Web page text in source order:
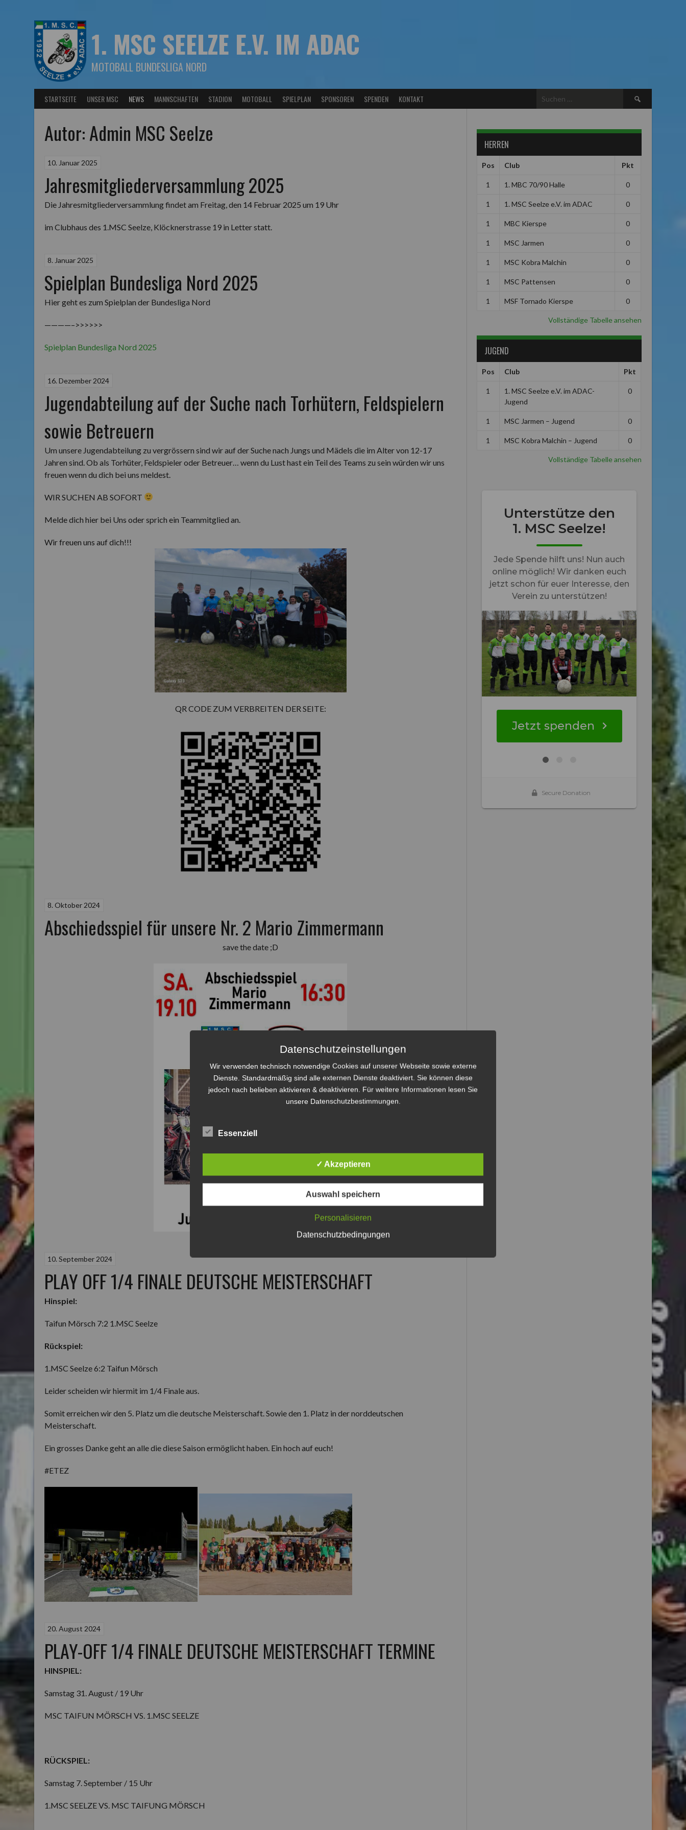
1. MSC SEELZE E.V. IM ADAC
MOTOBALL BUNDESLIGA NORD
STARTSEITE UNSER MSC NEWS MANNSCHAFTEN STADION MOTOBALL SPIELPLAN SPONSOREN SPENDEN KONTAKT
Suchen
nach:
Autor:Admin MSC Seelze
10. Januar 2025
Jahresmitgliederversammlung 2025
Die Jahresmitgliederversammlung findet am Freitag, den 14 Februar 2025 um 19 Uhr
im Clubhaus des 1.MSC Seelze, Klöcknerstrasse 19 in Letter statt.
8. Januar 2025
Spielplan Bundesliga Nord 2025
Hier geht es zum Spielplan der Bundesliga Nord
————–>>>>>>
Spielplan Bundesliga Nord 2025
16. Dezember 2024
Jugendabteilung auf der Suche nach Torhütern, Feldspielern
sowie Betreuern
Um unsere Jugendabteilung zu vergrössern sind wir auf der Suche nach Jungs und Mädels die im Alter von 12-17
Jahren sind. Ob als Torhüter, Feldspieler oder Betreuer… wenn du Lust hast ein Teil des Teams zu sein würden wir uns
freuen wenn du dich bei uns meldest.
WIR SUCHEN AB SOFORT
Melde dich hier bei Uns oder sprich ein Teammitglied an.
Wir freuen uns auf dich!!!
QR CODE ZUM VERBREITEN DER SEITE:
8. Oktober 2024
Abschiedsspiel für unsere Nr. 2 Mario Zimmermann
save the date ;D
10. September 2024
PLAY OFF 1/4 FINALE DEUTSCHE MEISTERSCHAFT
Hinspiel:
Taifun Mörsch 7:2 1.MSC Seelze
Rückspiel:
1.MSC Seelze 6:2 Taifun Mörsch
Leider scheiden wir hiermit im 1/4 Finale aus.
Somit erreichen wir den 5. Platz um die deutsche Meisterschaft. Sowie den 1. Platz in der norddeutschen
Meisterschaft.
Ein grosses Danke geht an alle die diese Saison ermöglicht haben. Ein hoch auf euch!
#ETEZ
20. August 2024
PLAY-OFF 1/4 FINALE DEUTSCHE MEISTERSCHAFT TERMINE
HINSPIEL:
Samstag 31. August / 19 Uhr
MSC TAIFUN MÖRSCH VS. 1.MSC SEELZE
RÜCKSPIEL:
Samstag 7. September / 15 Uhr
1.MSC SEELZE VS. MSC TAIFUNG MÖRSCH
HERREN
Pos Club Pkt
1 1. MBC 70/90 Halle 0
1 1. MSC Seelze e.V. im ADAC 0
1 MBC Kierspe 0
1 MSC Jarmen 0
1 MSC Kobra Malchin 0
1 MSC Pattensen 0
1 MSF Tornado Kierspe 0
Vollständige Tabelle ansehen
JUGEND
Pos Club Pkt
1
1. MSC Seelze e.V. im ADAC-
Jugend
0
1 MSC Jarmen – Jugend 0
1 MSC Kobra Malchin – Jugend 0
Vollständige Tabelle ansehen
Datenschutzeinstellungen
Wir verwenden technisch notwendige Cookies auf unserer Webseite sowie externe
Dienste. Standardmäßig sind alle externen Dienste deaktiviert. Sie können diese
jedoch nach belieben aktivieren & deaktivieren. Für weitere Informationen lesen Sie
unsere Datenschutzbestimmungen.
Essenziell
✓ Akzeptieren
Auswahl speichern
Personalisieren
Datenschutzbedingungen